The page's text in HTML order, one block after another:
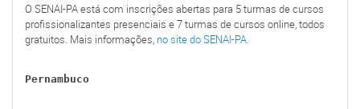
O SENAI-PA está com inscrições abertas para 5 turmas de cursos
profissionalizantes presenciais e 7 turmas de cursos online, todos
gratuitos. Mais informações, no site do SENAI-PA.
Pernambuco